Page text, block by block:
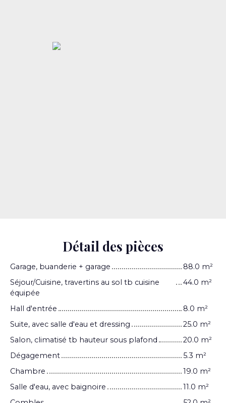
Détail des pièces
Garage, buanderie + garage
88.0 m²
Séjour/Cuisine, travertins au sol tb cuisine
équipée
44.0 m²
Hall d'entrée
8.0 m²
Suite, avec salle d'eau et dressing
25.0 m²
Salon, climatisé tb hauteur sous plafond
20.0 m²
Dégagement
5.3 m²
Chambre
19.0 m²
Salle d'eau, avec baignoire
11.0 m²